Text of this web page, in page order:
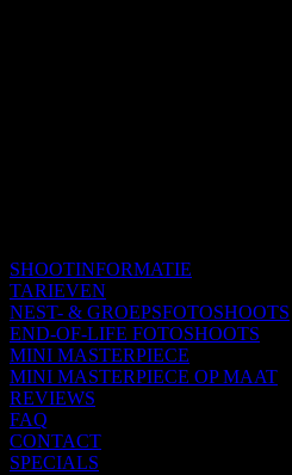
SHOOTINFORMATIE
TARIEVEN
NEST- & GROEPSFOTOSHOOTS
END-OF-LIFE FOTOSHOOTS
MINI MASTERPIECE
MINI MASTERPIECE OP MAAT
REVIEWS
FAQ
CONTACT
SPECIALS